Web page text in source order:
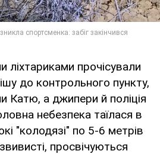
ліхтариками прочісували
до контрольного пункту,
Катю, а джипери й поліція
небезпека таїлася в
"колодязі" по 5-6 метрів
просвічуються